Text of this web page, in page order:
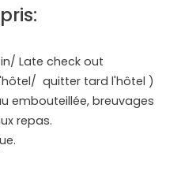
Late check out
quitter tard l'hôtel )
embouteillée, breuvages
repas.